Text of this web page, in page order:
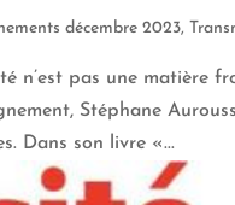
décembre 2023,
n’est pas une matière
Stéphane
Dans son livre «...